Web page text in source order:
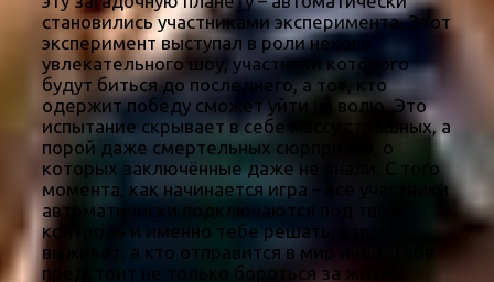
становились участниками эксперимента. Этот
эксперимент выступал в роли некого
увлекательного шоу, участники которого
будут биться до последнего, а тот, кто
одержит победу сможет уйти на волю. Это
испытание скрывает в себе массу страшных, а
порой даже смертельных сюрпризов, о
которых заключённые даже не знали. С того
момента, как начинается игра – все участники
автоматически подключаются под твой
контроль и именно тебе решать, кто
выживет, а кто отправится в мир иной. Тебе
предстоит не только бороться за жизнь